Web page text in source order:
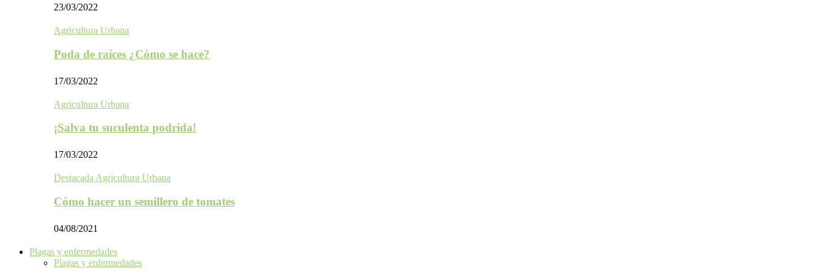
23/03/2022
Agricultura Urbana
Poda de raíces ¿Cómo se hace?
17/03/2022
Agricultura Urbana
¡Salva tu suculenta podrida!
17/03/2022
Destacada Agricultura Urbana
Cómo hacer un semillero de tomates
04/08/2021
Plagas y enfermedades
Plagas y enfermedades